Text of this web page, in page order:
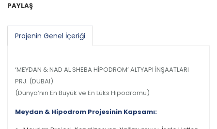
PAYLAŞ
Projenin Genel İçeriği
‘MEYDAN & NAD AL SHEBA HİPODROM’ ALTYAPI İNŞAATLARI
PRJ. (DUBAI)
(Dünya’nın En Büyük ve En Lüks Hipodromu)
Meydan & Hipodrom Projesinin Kapsamı: